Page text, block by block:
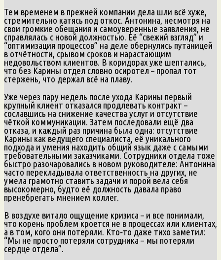
Тем временем в прежней компании дела шли всё хуже,
стремительно катясь под откос. Антонина, несмотря на
свои громкие обещания и самоуверенные заявления, не
справлялась с новой должностью. Её “свежий взгляд” и
“оптимизация процессов” на деле обернулись путаницей
в отчётности, срывом сроков и нарастающим
недовольством клиентов. В коридорах уже шептались,
что без Карины отдел словно осиротел – пропал тот
стержень, что держал всё на плаву.
Уже через пару недель после ухода Карины первый
крупный клиент отказался продлевать контракт –
сославшись на снижение качества услуг и отсутствие
чёткой коммуникации. Затем последовали ещё два
отказа, и каждый раз причина была одна: отсутствие
Карины как ведущего специалиста, её уникального
подхода и умения находить общий язык даже с самыми
требовательными заказчиками. Сотрудники отдела тоже
быстро разочаровались в новом руководителе: Антонина
часто перекладывала ответственность на других, не
умела грамотно ставить задачи и порой вела себя
высокомерно, будто её должность давала право
пренебрегать мнением коллег.
В воздухе витало ощущение кризиса – и все понимали,
что корень проблем кроется не в процессах или клиентах,
а в том, кого они потеряли. Кто‑то даже тихо заметил:
“Мы не просто потеряли сотрудника – мы потеряли
сердце отдела”.